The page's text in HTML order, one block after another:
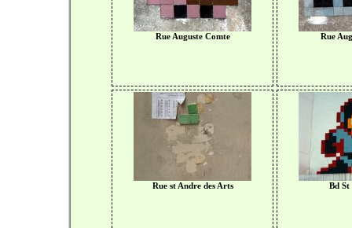
Rue Auguste Comte Rue
Rue st Andre des Arts Bd St